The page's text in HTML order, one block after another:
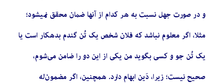
و در صورت جهل نسبت به هر کدام از آن­ها ضمان محقق نمی­شود؛
مثلا، اگر معلوم نباشد که فلان شخص یک تُن گندم بدهکار است یا
یک تُن جو و کسی بگوید من یکی از این دو را ضامن می‌شوم،
صحیح نیست؛ زیرا، دَین ابهام دارد. همچنین، اگر مضمون‌له